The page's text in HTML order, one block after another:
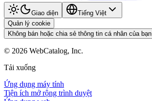
Giao diện
Tiếng Việt
Quản lý cookie
Không bán hoặc chia sẻ thông tin cá nhân của bạn
© 2026 WebCatalog, Inc.
Tải xuống
Ứng dụng máy tính
Tiện ích mở rộng trình duyệt